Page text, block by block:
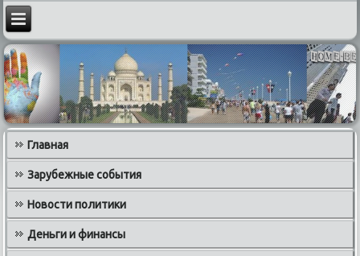
Главная
Зарубежные события
Новости политики
Деньги и финансы